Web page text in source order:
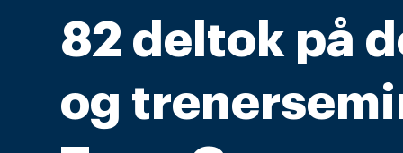
82 deltok på
og